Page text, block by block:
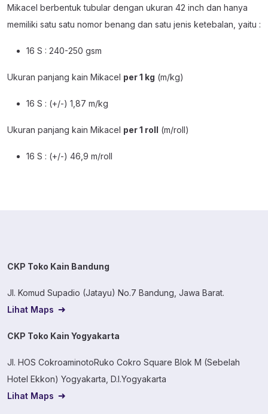
Mikacel berbentuk tubular dengan ukuran 42 inch dan hanya
memiliki satu satu nomor benang dan satu jenis ketebalan, yaitu :
16 S : 240-250 gsm
Ukuran panjang kain Mikacel per 1 kg (m/kg)
16 S : (+/-) 1,87 m/kg
Ukuran panjang kain Mikacel per 1 roll (m/roll)
16 S : (+/-) 46,9 m/roll
CKP Toko Kain Bandung
Jl. Komud Supadio (Jatayu) No.7 Bandung, Jawa Barat.
Lihat Maps
CKP Toko Kain Yogyakarta
Jl. HOS CokroaminotoRuko Cokro Square Blok M (Sebelah
Hotel Ekkon) Yogyakarta, D.I.Yogyakarta
Lihat Maps